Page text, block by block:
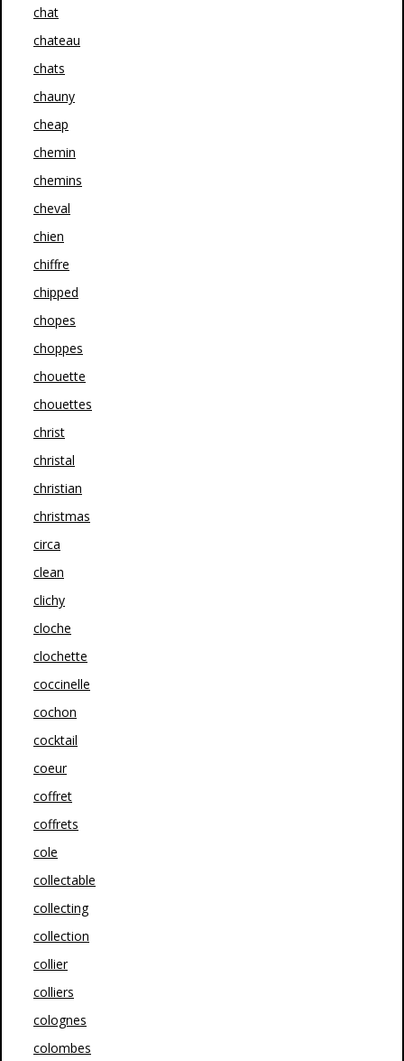
chat
chateau
chats
chauny
cheap
chemin
chemins
cheval
chien
chiffre
chipped
chopes
choppes
chouette
chouettes
christ
christal
christian
christmas
circa
clean
clichy
cloche
clochette
coccinelle
cochon
cocktail
coeur
coffret
coffrets
cole
collectable
collecting
collection
collier
colliers
colognes
colombes